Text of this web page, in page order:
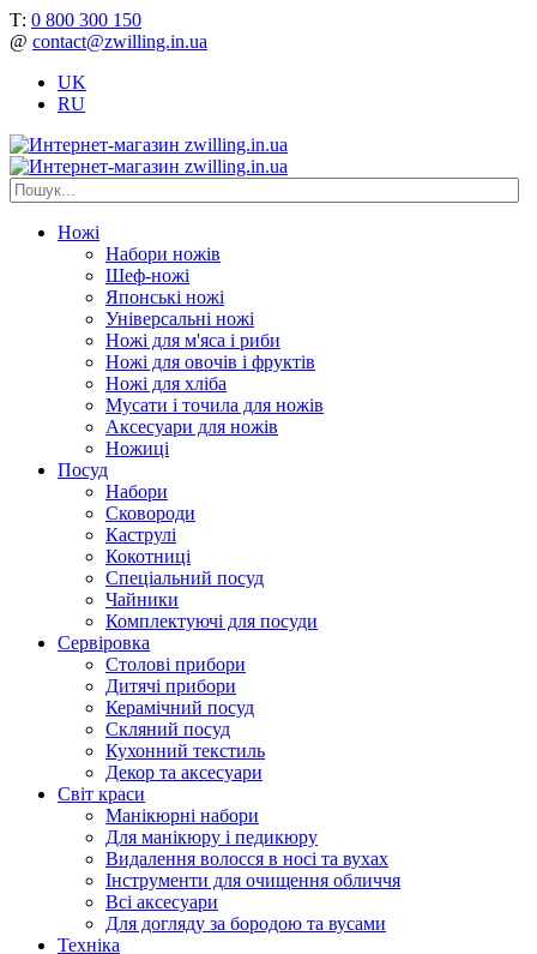
Т: 0 800 300 150
@ contact@zwilling.in.ua
UK
RU
Ножі
Набори ножів
Шеф-ножі
Японські ножі
Універсальні ножі
Ножі для м'яса і риби
Ножі для овочів і фруктів
Ножі для хліба
Мусати і точила для ножів
Аксесуари для ножів
Ножиці
Посуд
Набори
Сковороди
Каструлі
Кокотниці
Cпеціальний посуд
Чайники
Комплектуючі для посуди
Сервіровка
Столові прибори
Дитячі прибори
Керамічний посуд
Скляний посуд
Кухонний текстиль
Декор та аксесуари
Світ краси
Манікюрні набори
Для манікюру і педикюру
Видалення волосся в носі та вухах
Інструменти для очищення обличчя
Всі аксесуари
Для догляду за бородою та вусами
Техніка